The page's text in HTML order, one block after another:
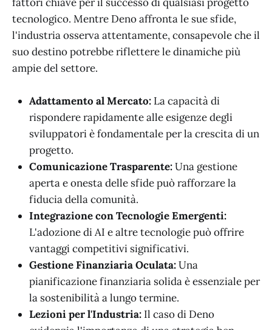
tecnologico. Mentre Deno affronta le sue sfide,
l'industria osserva attentamente, consapevole che il
suo destino potrebbe riflettere le dinamiche più
ampie del settore.
Adattamento al Mercato: La capacità di
rispondere rapidamente alle esigenze degli
sviluppatori è fondamentale per la crescita di un
progetto.
Comunicazione Trasparente:Una gestione
aperta e onesta delle sfide può rafforzare la
fiducia della comunità.
Integrazione con Tecnologie Emergenti:
L'adozione di AI e altre tecnologie può offrire
vantaggi competitivi significativi.
Gestione Finanziaria Oculata:Una
pianificazione finanziaria solida è essenziale per
la sostenibilità a lungo termine.
Lezioni per l'Industria: Il caso di Deno